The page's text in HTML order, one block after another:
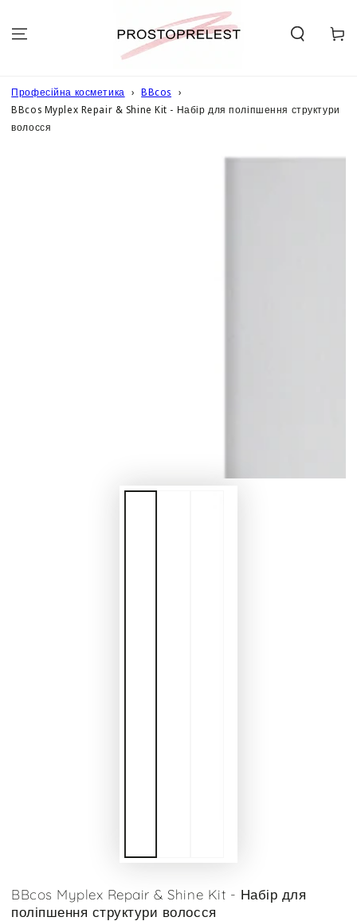
Кошик
Професійна косметика
BBcos
BBcos Myplex Repair & Shine Kit - Набір для поліпшення структури
волосся
BBcos Myplex Repair & Shine Kit - Набір для
поліпшення структури волосся